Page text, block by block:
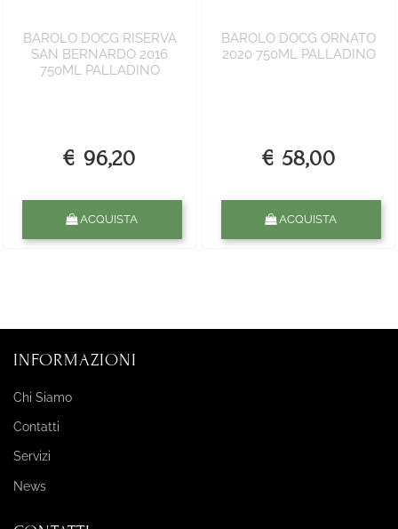
BAROLO DOCG RISERVA
SAN BERNARDO 2016
750ML PALLADINO
€ 96,20
ACQUISTA
BAROLO DOCG ORNATO
2020 750ML PALLADINO
€ 58,00
ACQUISTA
INFORMAZIONI
Chi Siamo
Contatti
Servizi
News